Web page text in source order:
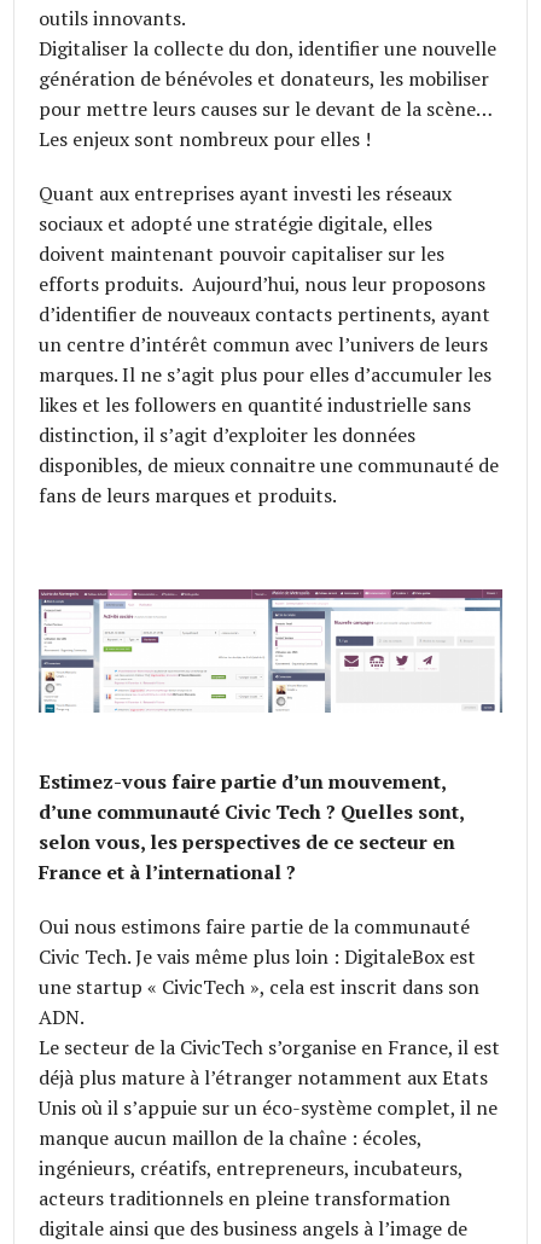
outils innovants.
Digitaliser la collecte du don, identifier une nouvelle
génération de bénévoles et donateurs, les mobiliser
pour mettre leurs causes sur le devant de la scène…
Les enjeux sont nombreux pour elles !
Quant aux entreprises ayant investi les réseaux
sociaux et adopté une stratégie digitale, elles
doivent maintenant pouvoir capitaliser sur les
efforts produits. Aujourd’hui, nous leur proposons
d’identifier de nouveaux contacts pertinents, ayant
un centre d’intérêt commun avec l’univers de leurs
marques. Il ne s’agit plus pour elles d’accumuler les
likes et les followers en quantité industrielle sans
distinction, il s’agit d’exploiter les données
disponibles, de mieux connaitre une communauté de
fans de leurs marques et produits.
Estimez-vous faire partie d’un mouvement,
d’une communauté Civic Tech ? Quelles sont,
selon vous, les perspectives de ce secteur en
France et à l’international ?
Oui nous estimons faire partie de la communauté
Civic Tech. Je vais même plus loin : DigitaleBox est
une startup « CivicTech », cela est inscrit dans son
ADN.
Le secteur de la CivicTech s’organise en France, il est
déjà plus mature à l’étranger notamment aux Etats
Unis où il s’appuie sur un éco-système complet, il ne
manque aucun maillon de la chaîne : écoles,
ingénieurs, créatifs, entrepreneurs, incubateurs,
acteurs traditionnels en pleine transformation
digitale ainsi que des business angels à l’image de